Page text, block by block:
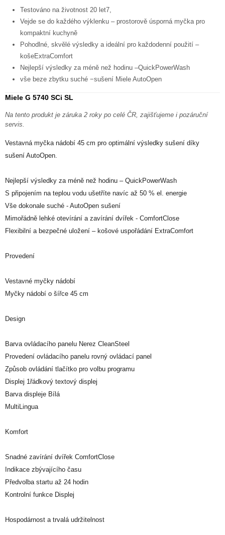
Testováno na životnost 20 let7,
Vejde se do každého výklenku – prostorově úsporná myčka pro
kompaktní kuchyně
Pohodlné, skvělé výsledky a ideální pro každodenní použití –
košeExtraComfort
Nejlepší výsledky za méně než hodinu –QuickPowerWash
vše beze zbytku suché −sušení Miele AutoOpen
Miele G 5740 SCi SL
Na tento produkt je záruka 2 roky po celé ČR, zajišťujeme i pozáruční
servis.
Vestavná myčka nádobí 45 cm pro optimální výsledky sušení díky
sušení AutoOpen.
Nejlepší výsledky za méně než hodinu – QuickPowerWash
S připojením na teplou vodu ušetříte navíc až 50 % el. energie
Vše dokonale suché - AutoOpen sušení
Mimořádně lehké otevírání a zavírání dvířek - ComfortClose
Flexibilní a bezpečné uložení – košové uspořádání ExtraComfort
Provedení
Vestavné myčky nádobí
Myčky nádobí o šířce 45 cm
Design
Barva ovládacího panelu Nerez CleanSteel
Provedení ovládacího panelu rovný ovládací panel
Způsob ovládání tlačítko pro volbu programu
Displej 1řádkový textový displej
Barva displeje Bílá
MultiLingua
Komfort
Snadné zavírání dvířek ComfortClose
Indikace zbývajícího času
Předvolba startu až 24 hodin
Kontrolní funkce Displej
Hospodárnost a trvalá udržitelnost